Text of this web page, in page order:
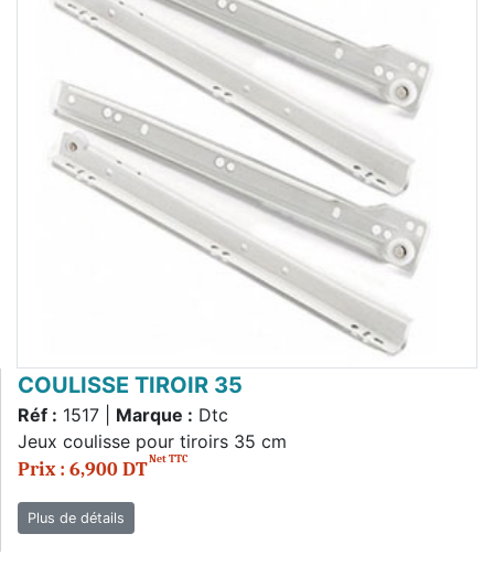
COULISSE TIROIR 35
Réf : 1517 | Marque : Dtc
Jeux coulisse pour tiroirs 35 cm
Prix : 6,900 DTNet TTC
Plus de détails